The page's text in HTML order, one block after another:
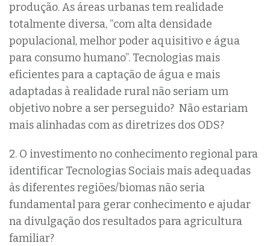
produção. As áreas urbanas tem realidade
totalmente diversa, “com alta densidade
populacional, melhor poder aquisitivo e água
para consumo humano”. Tecnologias mais
eficientes para a captação de água e mais
adaptadas à realidade rural não seriam um
objetivo nobre a ser perseguido? Não estariam
mais alinhadas com as diretrizes dos ODS?
2. O investimento no conhecimento regional para
identificar Tecnologias Sociais mais adequadas
às diferentes regiões/biomas não seria
fundamental para gerar conhecimento e ajudar
na divulgação dos resultados para agricultura
familiar?